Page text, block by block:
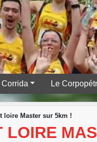
Corrida Le
loire Master sur 5km !
LOIRE